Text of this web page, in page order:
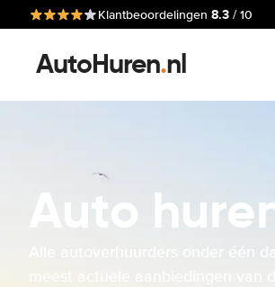
Klantbeoordelingen 8.3 / 10
AutoHuren.nl
Auto
Alle autoverhuurders onder één
meest actuele aanbiedingen van